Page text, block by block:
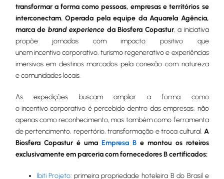
transformar a forma como pessoas, empresas e territórios se
interconectam. Operada pela equipe da Aquarela Agência,
marca de brand experience da Biosfera Copastur, a iniciativa
propõe jornadas com impacto positivo que
unem incentivo corporativo, turismo regenerativo e experiências
imersivas em destinos marcados pela conexão com natureza
e comunidades locais.
As expedições buscam ampliar a forma como
o incentivo corporativo é percebido dentro das empresas, não
apenas como reconhecimento, mas também como ferramenta
de pertencimento, repertório, transformação e troca cultural. A
Biosfera Copastur é uma Empresa Be montou os roteiros
exclusivamente em parceria com fornecedores B certificados:
Ibiti Projeto: primeira propriedade hoteleira B do Brasil e